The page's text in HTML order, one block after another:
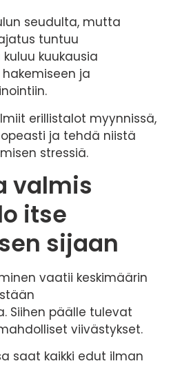
seudulta, mutta
tuntuu
kuukausia
ja
erillistalot myynnissä,
ja tehdä niistä
stressiä.
valmis
itse
sijaan
vaatii keskimäärin
Siihen päälle tulevat
viivästykset.
saat kaikki edut ilman